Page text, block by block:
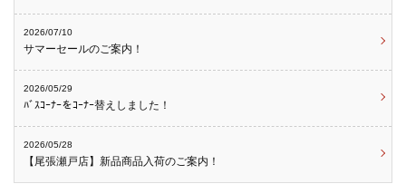
2026/07/10
サマーセールのご案内！
2026/05/29
ﾊﾞｽｺｰﾅｰをｺｰﾅｰ替えしました！
2026/05/28
【尾張瀬戸店】新品商品入荷のご案内！